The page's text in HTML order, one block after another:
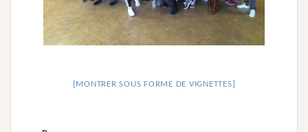
[MONTRER SOUS FORME DE VIGNETTES]